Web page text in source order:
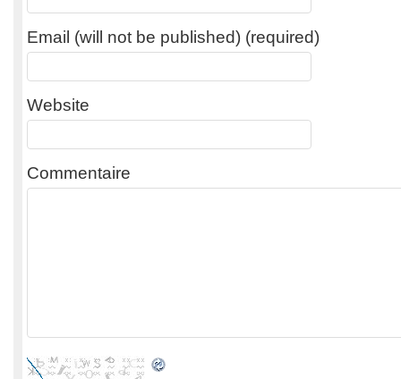
Email (will not be published) (required)
Website
Commentaire